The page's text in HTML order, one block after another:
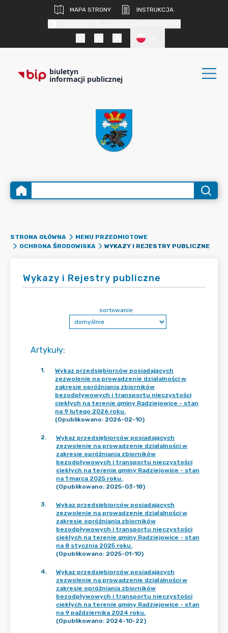
MAPA STRONY
INSTRUKCJA
biuletyn
informacji publicznej
STRONA GŁÓWNA
MENU PRZEDMIOTOWE
OCHRONA ŚRODOWISKA
WYKAZY I REJESTRY PUBLICZNE
Wykazy i Rejestry publiczne
Artykuły:
sortowanie:
1.
Wykaz przedsiębiorców posiadających
zezwolenie na prowadzenie działalności w
zakresie opróżniania zbiorników
bezodpływowych i transportu nieczystości
ciekłych na terenie gminy Radziejowice - stan
na 9 lutego 2026 roku.
(Opublikowano: 2026-02-10)
2.
Wykaz przedsiębiorców posiadających
zezwolenie na prowadzenie działalności w
zakresie opróżniania zbiorników
bezodpływowych i transportu nieczystości
ciekłych na terenie gminy Radziejowice - stan
na 1 marca 2025 roku.
(Opublikowano: 2025-03-18)
3.
Wykaz przedsiębiorców posiadających
zezwolenie na prowadzenie działalności w
zakresie opróżniania zbiorników
bezodpływowych i transportu nieczystości
ciekłych na terenie gminy Radziejowice - stan
na 8 stycznia 2025 roku.
(Opublikowano: 2025-01-10)
4.
Wykaz przedsiębiorców posiadających
zezwolenie na prowadzenie działalności w
zakresie opróżniania zbiorników
bezodpływowych i transportu nieczystości
ciekłych na terenie gminy Radziejowice - stan
na 9 października 2024 roku.
(Opublikowano: 2024-10-22)